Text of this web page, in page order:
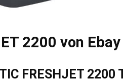
2200 von Ebay
FRESHJET 2200